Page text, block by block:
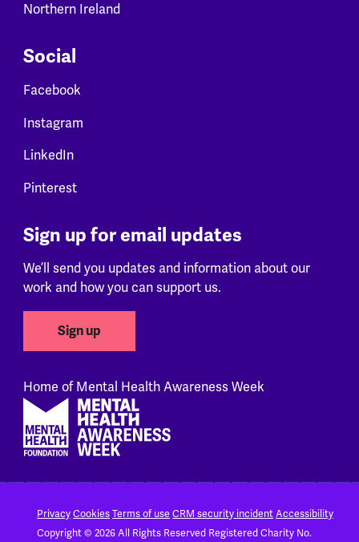
Northern Ireland
Social
Facebook
Instagram
LinkedIn
Pinterest
Sign up for email updates
We’ll send you updates and information about our
work and how you can support us.
Sign up
Home of Mental Health Awareness Week
PrivacyCookiesTerms of use CRM security incidentAccessibility
Copyright © 2026 All Rights Reserved Registered Charity No.